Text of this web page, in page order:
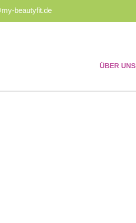
beautyfit.de
ÜBER UNS